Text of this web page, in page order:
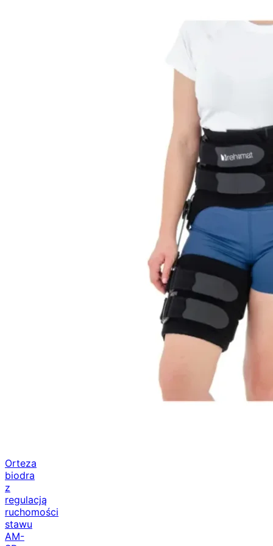
Orteza
biodra
z
regulacją
ruchomości
stawu
AM-